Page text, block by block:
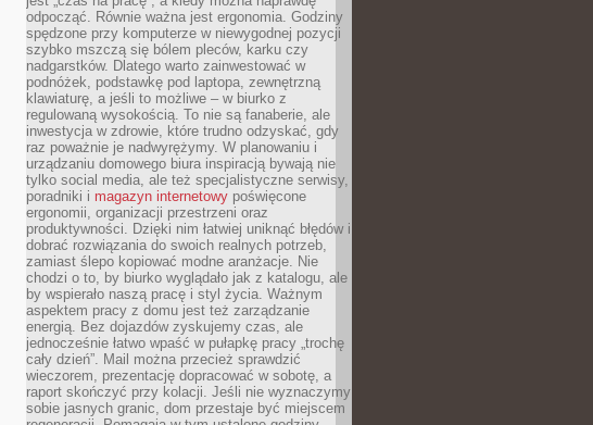
odpocząć. Równie ważna jest ergonomia. Godziny
spędzone przy komputerze w niewygodnej pozycji
szybko mszczą się bólem pleców, karku czy
nadgarstków. Dlatego warto zainwestować w
podnóżek, podstawkę pod laptopa, zewnętrzną
klawiaturę, a jeśli to możliwe – w biurko z
regulowaną wysokością. To nie są fanaberie, ale
inwestycja w zdrowie, które trudno odzyskać, gdy
raz poważnie je nadwyrężymy. W planowaniu i
urządzaniu domowego biura inspiracją bywają nie
tylko social media, ale też specjalistyczne serwisy,
poradniki i magazyn internetowy poświęcone
ergonomii, organizacji przestrzeni oraz
produktywności. Dzięki nim łatwiej uniknąć błędów i
dobrać rozwiązania do swoich realnych potrzeb,
zamiast ślepo kopiować modne aranżacje. Nie
chodzi o to, by biurko wyglądało jak z katalogu, ale
by wspierało naszą pracę i styl życia. Ważnym
aspektem pracy z domu jest też zarządzanie
energią. Bez dojazdów zyskujemy czas, ale
jednocześnie łatwo wpaść w pułapkę pracy „trochę
cały dzień”. Mail można przecież sprawdzić
wieczorem, prezentację dopracować w sobotę, a
raport skończyć przy kolacji. Jeśli nie wyznaczymy
sobie jasnych granic, dom przestaje być miejscem